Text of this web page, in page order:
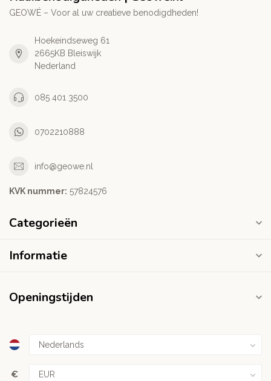
GEOWÉ – Voor al uw creatieve benodigdheden!
Hoekeindseweg 61
2665KB Bleiswijk
Nederland
085 401 3500
0702210888
info@geowe.nl
KVK nummer: ‭57824576‬
Categorieën
Informatie
Openingstijden
€